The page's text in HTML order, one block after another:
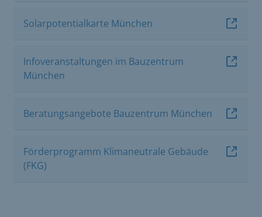
Solarpotentialkarte München
Infoveranstaltungen im Bauzentrum
München
Beratungsangebote Bauzentrum München
Förderprogramm Klimaneutrale Gebäude
(FKG)